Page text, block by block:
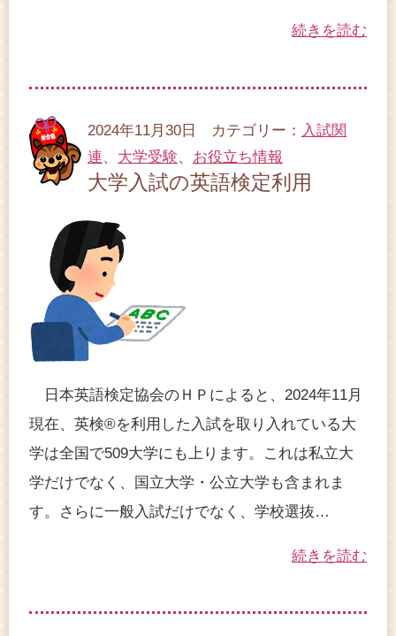
続きを読む
2024年11月30日 カテゴリー： 入試関
連、 大学受験、 お役立ち情報
大学入試の英語検定利用
日本英語検定協会のＨＰによると、2024年11月
現在、英検®を利用した入試を取り入れている大
学は全国で509大学にも上ります。これは私立大
学だけでなく、国立大学・公立大学も含まれま
す。さらに一般入試だけでなく、学校選抜…
続きを読む